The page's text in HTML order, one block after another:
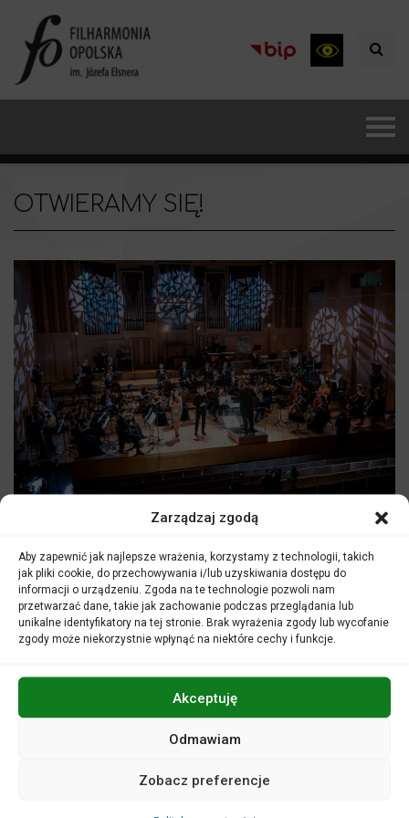
Zarządzaj zgodą
Aby zapewnić jak najlepsze wrażenia, korzystamy z technologii, takich
jak pliki cookie, do przechowywania i/lub uzyskiwania dostępu do
informacji o urządzeniu. Zgoda na te technologie pozwoli nam
przetwarzać dane, takie jak zachowanie podczas przeglądania lub
unikalne identyfikatory na tej stronie. Brak wyrażenia zgody lub wycofanie
zgody może niekorzystnie wpłynąć na niektóre cechy i funkcje.
Akceptuję
Odmawiam
Zobacz preferencje
OTWIERAMY SIĘ!
zmienione obostrzenia dla instytucji kultury. Przez dwa
tygodnie w reżimie sanitarnym możemy zapraszać
Państwa do naszej sali koncertowej, chociaż liczymy że
będziemy mogli czynić to dłużej.
Przygotowaliśmy dla Państwa kilka wydarzeń:
Walentynkowy Koncert Muzyki Filmowej w dniach 13 i 14
Koncert jest także dostępny w sprzedaży jako wydarzenie
Koncert symfonicznyCztery struny, czwarta symfonia, w
którym filharmoników opolskich poprowadzi maestro Marek
W ostatnich dniach lutego zapraszamy na